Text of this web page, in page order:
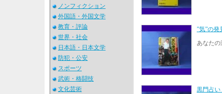
ノンフィクション
外国語・外国文学
教育・評論
世界・社会
日本語・日本文学
防犯・公安
スポーツ
武術・格闘技
文化芸術
”気”の
あなたの
黒門占